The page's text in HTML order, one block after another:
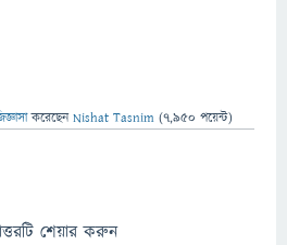
করেছেনNishat Tasnim (7,950 পয়েন্ট)
শেয়ার করুন